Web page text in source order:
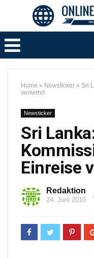
Home » Newsticker » Sri
verwehrt
Newsticker
Sri
Einreise
Redaktion
24. Juni 2010